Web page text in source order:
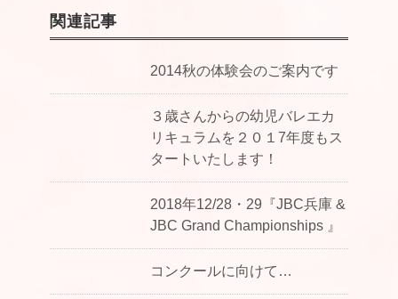
関連記事
2014秋の体験会のご案内です
３歳さんからの幼児バレエカ
リキュラムを２０１7年度もス
タートいたします！
2018年12/28・29『JBC兵庫 &
JBC Grand Championships 』
コンクールに向けて…